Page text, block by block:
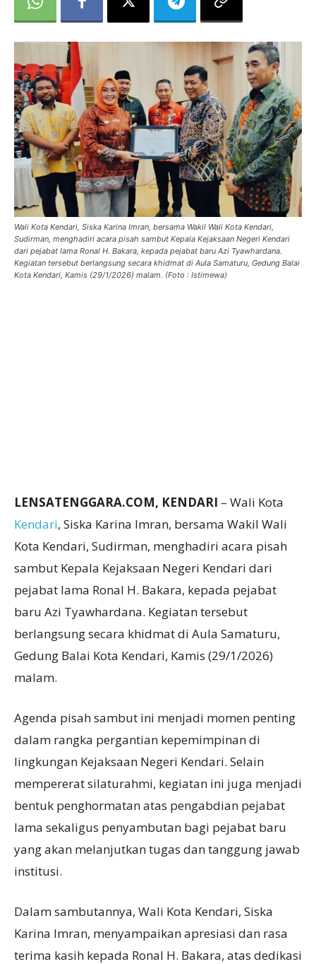
Wali Kota Kendari, Siska Karina Imran, bersama Wakil Wali Kota Kendari,
Sudirman, menghadiri acara pisah sambut Kepala Kejaksaan Negeri Kendari
dari pejabat lama Ronal H. Bakara, kepada pejabat baru Azi Tyawhardana.
Kegiatan tersebut berlangsung secara khidmat di Aula Samaturu, Gedung Balai
Kota Kendari, Kamis (29/1/2026) malam. (Foto : Istimewa)
LENSATENGGARA.COM, KENDARI – Wali Kota
Kendari, Siska Karina Imran, bersama Wakil Wali
Kota Kendari, Sudirman, menghadiri acara pisah
sambut Kepala Kejaksaan Negeri Kendari dari
pejabat lama Ronal H. Bakara, kepada pejabat
baru Azi Tyawhardana. Kegiatan tersebut
berlangsung secara khidmat di Aula Samaturu,
Gedung Balai Kota Kendari, Kamis (29/1/2026)
malam.
Agenda pisah sambut ini menjadi momen penting
dalam rangka pergantian kepemimpinan di
lingkungan Kejaksaan Negeri Kendari. Selain
mempererat silaturahmi, kegiatan ini juga menjadi
bentuk penghormatan atas pengabdian pejabat
lama sekaligus penyambutan bagi pejabat baru
yang akan melanjutkan tugas dan tanggung jawab
institusi.
Dalam sambutannya, Wali Kota Kendari, Siska
Karina Imran, menyampaikan apresiasi dan rasa
terima kasih kepada Ronal H. Bakara, atas dedikasi